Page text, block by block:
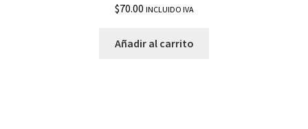
$70.00 INCLUIDO IVA
Añadir al carrito